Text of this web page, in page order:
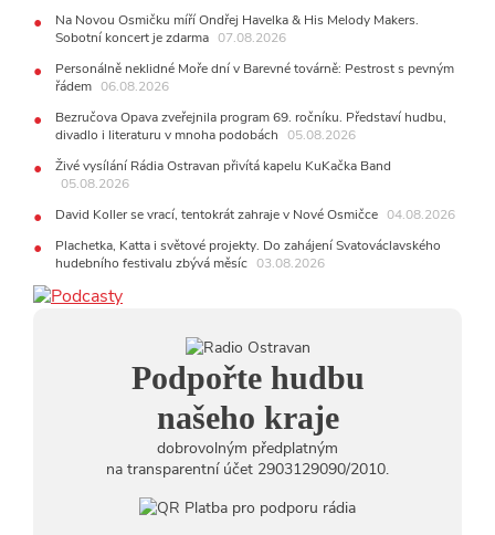
28.07.2026
jen několik desítek posledních vstupenek
27.07.2026
20:44
Zemřela ostravská baletka Vlasta Pavelcová,
držitelka Ceny Thálie za celoživotní mistrovství
10:06
Ladná Čeladná nabídne Olympic, Langerovou i
Kirschner, návštěvníci nově zaplatí už jen pomocí čipů
24.07.2026
17:06
Zpěvačka Tanja vydala nové EP Plamen VIDEO
22.07.2026
10:02
Na Novou Osmičku míří Bára Zmeková Trio. Výrazná
osobnost české alternativní scény zahraje ve Frýdku-Místku
Hostem živého vysílání Rádia Ostravan bude herec
Dušan Urban
Na Novou Osmičku míří Ondřej Havelka & His Melody Makers.
Sobotní koncert je zdarma 07.08.2026
Personálně neklidné Moře dní v Barevné továrně: Pestrost s pevným
řádem 06.08.2026
Bezručova Opava zveřejnila program 69. ročníku. Představí hudbu,
divadlo i literaturu v mnoha podobách 05.08.2026
Živé vysílání Rádia Ostravan přivítá kapelu KuKačka Band
05.08.2026
David Koller se vrací, tentokrát zahraje v Nové Osmičce 04.08.2026
Plachetka, Katta i světové projekty. Do zahájení Svatováclavského
hudebního festivalu zbývá měsíc 03.08.2026
Podpořte hudbu
našeho kraje
dobrovolným předplatným
na transparentní účet 2903129090/2010.